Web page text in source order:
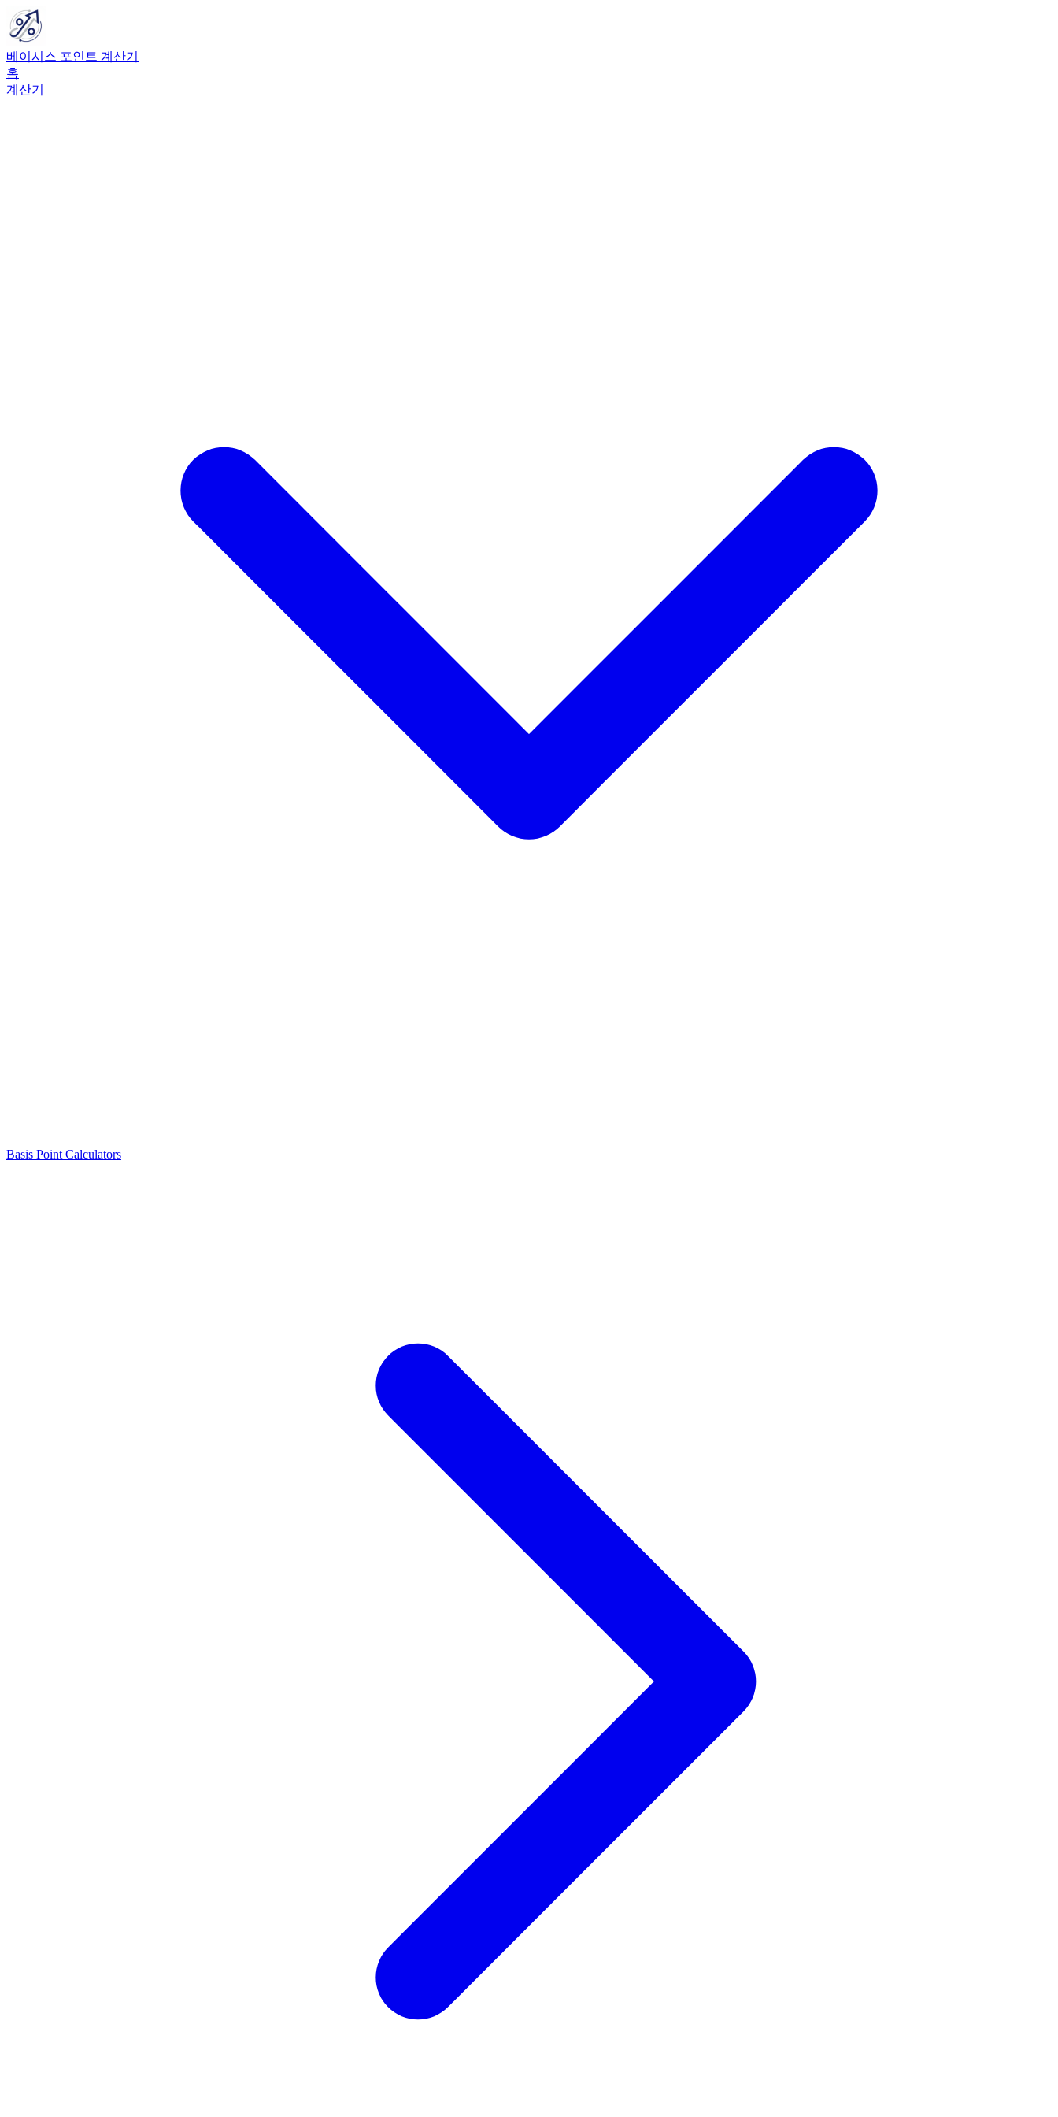
베이시스 포인트 계산기
홈
계산기
Basis Point Calculators